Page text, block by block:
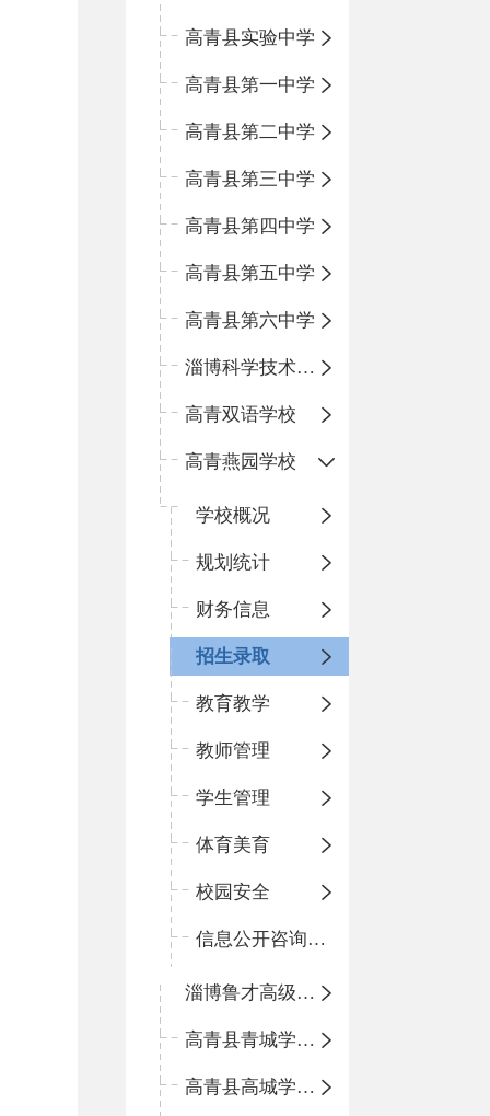
高青县实验中学
高青县第一中学
高青县第二中学
高青县第三中学
高青县第四中学
高青县第五中学
高青县第六中学
淄博科学技术学校
高青双语学校
高青燕园学校
学校概况
规划统计
财务信息
招生录取
教育教学
教师管理
学生管理
体育美育
校园安全
信息公开咨询指南
淄博鲁才高级中学
高青县青城学区中心小学
高青县高城学区中心小学